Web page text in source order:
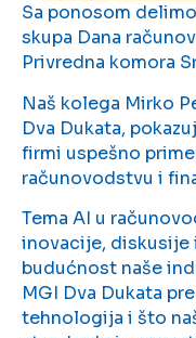
Sa ponosom
skupa Dana
Privredna komora
Naš kolega Mirko
Dva Dukata,
firmi uspešno
računovodstvu i
Tema AI u
inovacije, diskusije
budućnost naše
MGI Dva Dukata
tehnologija i što